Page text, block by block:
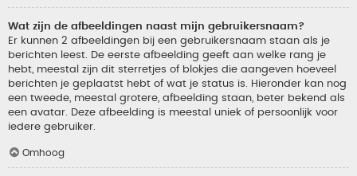
Wat zijn de afbeeldingen naast mijn gebruikersnaam?
Er kunnen 2 afbeeldingen bij een gebruikersnaam staan als je
berichten leest. De eerste afbeelding geeft aan welke rang je
hebt, meestal zijn dit sterretjes of blokjes die aangeven hoeveel
berichten je geplaatst hebt of wat je status is. Hieronder kan nog
een tweede, meestal grotere, afbeelding staan, beter bekend als
een avatar. Deze afbeelding is meestal uniek of persoonlijk voor
iedere gebruiker.
Omhoog